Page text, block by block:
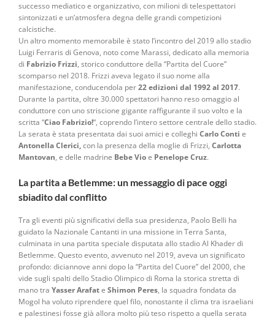
successo mediatico e organizzativo, con milioni di telespettatori
sintonizzati e un’atmosfera degna delle grandi competizioni
calcistiche.
Un altro momento memorabile è stato l’incontro del 2019 allo stadio
Luigi Ferraris di Genova, noto come Marassi, dedicato alla memoria
di Fabrizio Frizzi, storico conduttore della “Partita del Cuore”
scomparso nel 2018. Frizzi aveva legato il suo nome alla
manifestazione, conducendola per22 edizioni dal 1992 al 2017.
Durante la partita, oltre 30.000 spettatori hanno reso omaggio al
conduttore con uno striscione gigante raffigurante il suo volto e la
scritta “Ciao Fabrizio!“, coprendo l’intero settore centrale dello stadio.
La serata è stata presentata dai suoi amici e colleghi Carlo Conti e
Antonella Clerici,con la presenza della moglie di Frizzi, Carlotta
Mantovan, e delle madrine Bebe Vioe Penelope Cruz.
La partita a Betlemme: un messaggio di pace oggi
sbiadito dal conflitto
Tra gli eventi più significativi della sua presidenza, Paolo Belli ha
guidato la Nazionale Cantanti in una missione in Terra Santa,
culminata in una partita speciale disputata allo stadio Al Khader di
Betlemme. Questo evento, avvenuto nel 2019, aveva un significato
profondo: diciannove anni dopo la “Partita del Cuore” del 2000, che
vide sugli spalti dello Stadio Olimpico di Roma la storica stretta di
mano tra Yasser Arafate Shimon Peres, la squadra fondata da
Mogol ha voluto riprendere quel filo, nonostante il clima tra israeliani
e palestinesi fosse già allora molto più teso rispetto a quella serata